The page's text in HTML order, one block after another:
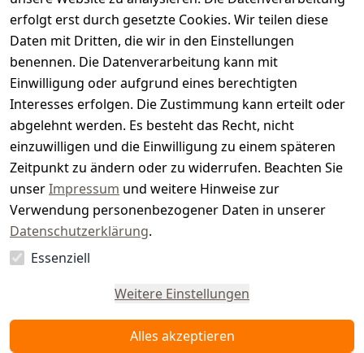
erfolgt erst durch gesetzte Cookies. Wir teilen diese
Daten mit Dritten, die wir in den Einstellungen
benennen. Die Datenverarbeitung kann mit
Einwilligung oder aufgrund eines berechtigten
Interesses erfolgen. Die Zustimmung kann erteilt oder
abgelehnt werden. Es besteht das Recht, nicht
einzuwilligen und die Einwilligung zu einem späteren
Zeitpunkt zu ändern oder zu widerrufen. Beachten Sie
unserImpressum und weitere Hinweise zur
Verwendung personenbezogener Daten in unserer
Datenschutzerklärung.
Essenziell
Weitere Einstellungen
Alles akzeptieren
s
r.
e
Vertrag
widerrufen